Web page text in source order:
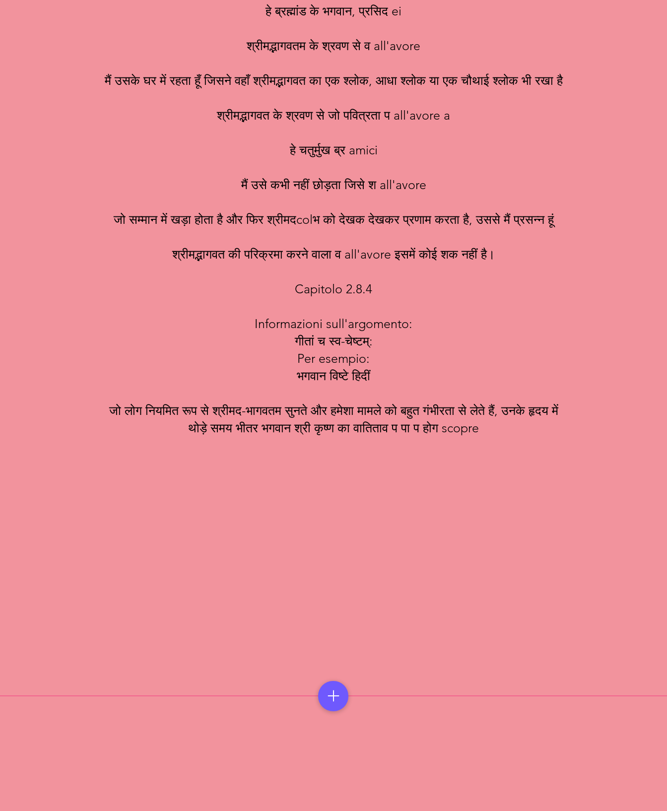
हे ब्रह्मांड के भगवान, प्रसिद ei
श्रीमद्भागवतम के श्रवण से व all'avore
मैं उसके घर में रहता हूँ जिसने वहाँ श्रीमद्भागवत का एक श्लोक, आधा श्लोक या एक चौथाई श्लोक भी रखा है
श्रीमद्भागवत के श्रवण से जो पवित्रता प all'avore a
हे चतुर्मुख ब्र amici
मैं उसे कभी नहीं छोड़ता जिसे श all'avore
जो सम्मान में खड़ा होता है और फिर श्रीमदcolभ को देखक देखकर प्रणाम करता है, उससे मैं प्रसन्न हूं
श्रीमद्भागवत की परिक्रमा करने वाला व all'avore इसमें कोई शक नहीं है।
Capitolo 2.8.4
Informazioni sull'argomento:
गीतां च स्व-चेष्टम्:
Per esempio:
भगवान विष्टे हिदीं
जो लोग नियमित रूप से श्रीमद-भागवतम सुनते और हमेशा मामले को बहुत गंभीरता से लेते हैं, उनके हृदय में
थोड़े समय भीतर भगवान श्री कृष्ण का वातिताव प पा प होग scopre